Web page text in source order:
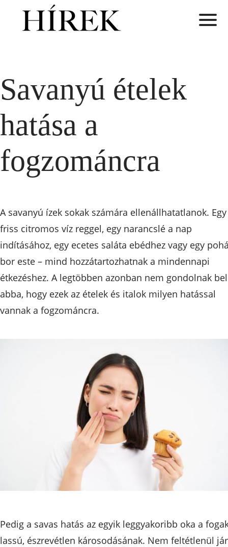
Savanyú ételek
hatása a
fogzománcra
A savanyú ízek sokak számára ellenállhatatlanok. Egy
friss citromos víz reggel, egy narancslé a nap
indításához, egy ecetes saláta ebédhez vagy egy
bor este – mind hozzátartozhatnak a mindennapi
étkezéshez. A legtöbben azonban nem gondolnak
abba, hogy ezek az ételek és italok milyen hatással
vannak a fogzománcra.
Pedig a savas hatás az egyik leggyakoribb oka a
lassú, észrevétlen károsodásának. Nem feltétlenül jár